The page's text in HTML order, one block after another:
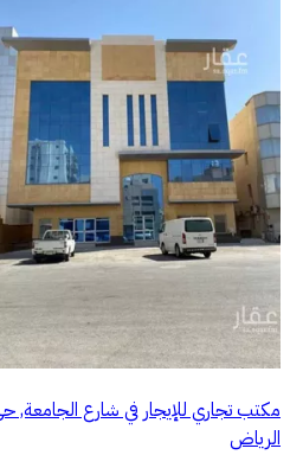
مكتب تجاري للإيجار في شارع الجامعة,
الرياض